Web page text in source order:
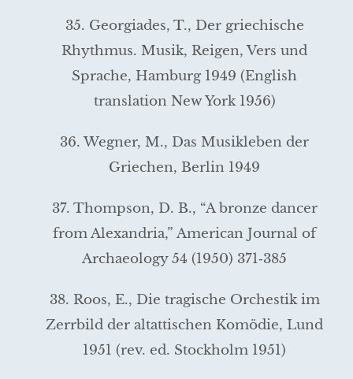
35. Georgiades, T., Der griechische
Rhythmus. Musik, Reigen, Vers und
Sprache, Hamburg 1949 (English
translation New York 1956)
36. Wegner, M., Das Musikleben der
Griechen, Berlin 1949
37. Thompson, D. B., “A bronze dancer
from Alexandria,” American Journal of
Archaeology 54 (1950) 371‑385
38. Roos, E., Die tragische Orchestik im
Zerrbild der alt­attischen Komödie, Lund
1951 (rev. ed. Stockholm 1951)